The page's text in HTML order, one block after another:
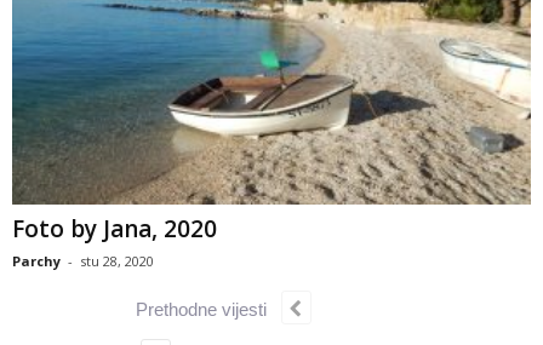
Foto by Jana, 2020
Parchy - stu 28, 2020
Prethodne vijesti